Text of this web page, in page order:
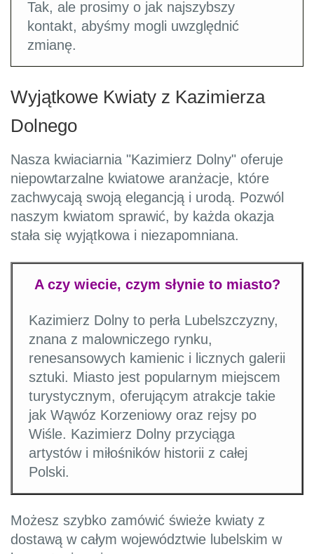
Tak, ale prosimy o jak najszybszy
kontakt, abyśmy mogli uwzględnić
zmianę.
Wyjątkowe Kwiaty z Kazimierza
Dolnego
Nasza kwiaciarnia "Kazimierz Dolny" oferuje
niepowtarzalne kwiatowe aranżacje, które
zachwycają swoją elegancją i urodą. Pozwól
naszym kwiatom sprawić, by każda okazja
stała się wyjątkowa i niezapomniana.
A czy wiecie, czym słynie to miasto?
Kazimierz Dolny to perła Lubelszczyzny,
znana z malowniczego rynku,
renesansowych kamienic i licznych galerii
sztuki. Miasto jest popularnym miejscem
turystycznym, oferującym atrakcje takie
jak Wąwóz Korzeniowy oraz rejsy po
Wiśle. Kazimierz Dolny przyciąga
artystów i miłośników historii z całej
Polski.
Możesz szybko zamówić świeże kwiaty z
dostawą w całym województwie lubelskim w